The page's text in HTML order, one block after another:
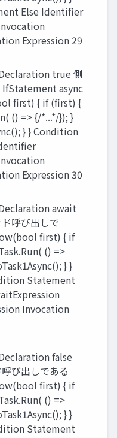
Else Identiﬁer
Expression 29
true 側
IfStatement async
first) { if (first) {
() => {/*...*/}); }
} } Condition
Expression 30
await
呼び出しで
first) { if
() =>
} }
Statement
Invocation
false
び出しである
first) { if
() =>
} }
Statement